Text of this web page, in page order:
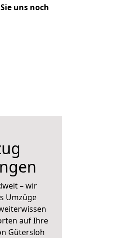
uns noch
– wir
Umzüge
auf Ihre
Gütersloh